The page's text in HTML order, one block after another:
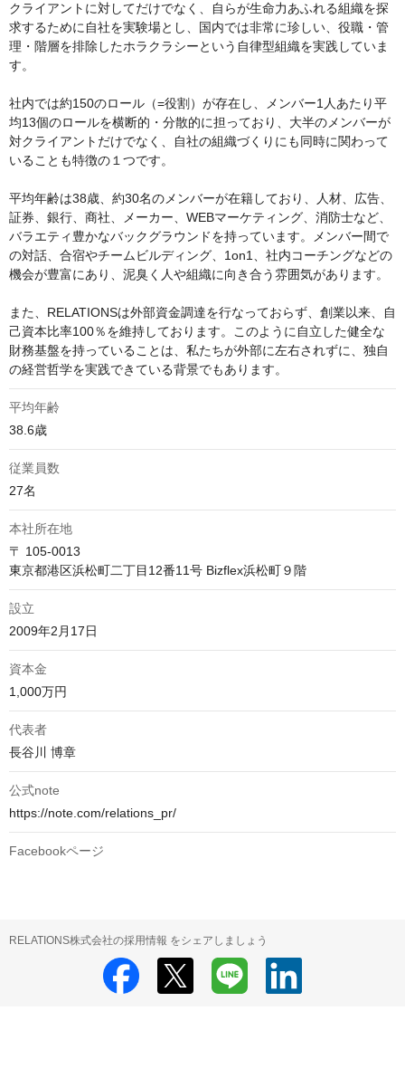
クライアントに対してだけでなく、自らが生命力あふれる組織を探
求するために自社を実験場とし、国内では非常に珍しい、役職・管
理・階層を排除したホラクラシーという自律型組織を実践していま
す。
社内では約150のロール（=役割）が存在し、メンバー1人あたり平
均13個のロールを横断的・分散的に担っており、大半のメンバーが
対クライアントだけでなく、自社の組織づくりにも同時に関わって
いることも特徴の１つです。
平均年齢は38歳、約30名のメンバーが在籍しており、人材、広告、
証券、銀行、商社、メーカー、WEBマーケティング、消防士など、
バラエティ豊かなバックグラウンドを持っています。メンバー間で
の対話、合宿やチームビルディング、1on1、社内コーチングなどの
機会が豊富にあり、泥臭く人や組織に向き合う雰囲気があります。
また、RELATIONSは外部資金調達を行なっておらず、創業以来、自
己資本比率100％を維持しております。このように自立した健全な
財務基盤を持っていることは、私たちが外部に左右されずに、独自
の経営哲学を実践できている背景でもあります。
平均年齢
38.6歳
従業員数
27名
本社所在地
〒 105-0013
東京都港区浜松町二丁目12番11号 Bizflex浜松町９階
設立
2009年2月17日
資本金
1,000万円
代表者
長谷川 博章
公式note
https://note.com/relations_pr/
Facebookページ
RELATIONS株式会社の採用情報 をシェアしましょう